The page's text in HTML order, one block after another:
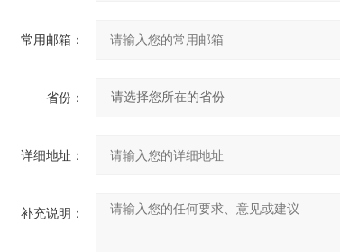
常用邮箱：
省份：
详细地址：
补充说明：